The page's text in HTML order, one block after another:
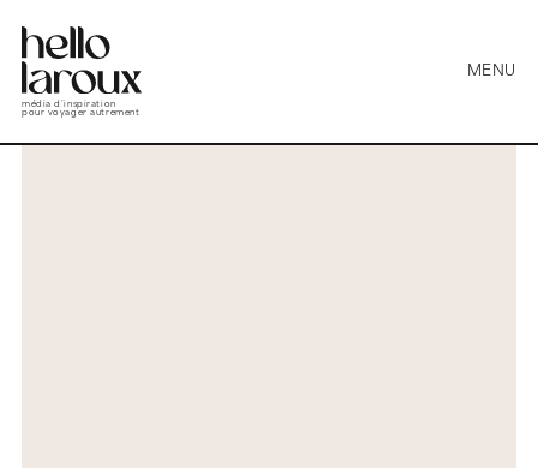
média d’inspiration
pour voyager autrement
MENU